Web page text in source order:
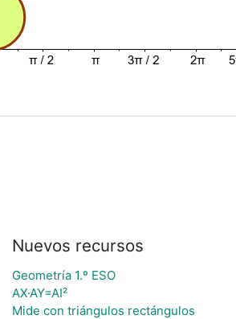
Nuevos recursos
Geometría 1.º ESO
AX·AY=AI²
Mide con triángulos rectángulos